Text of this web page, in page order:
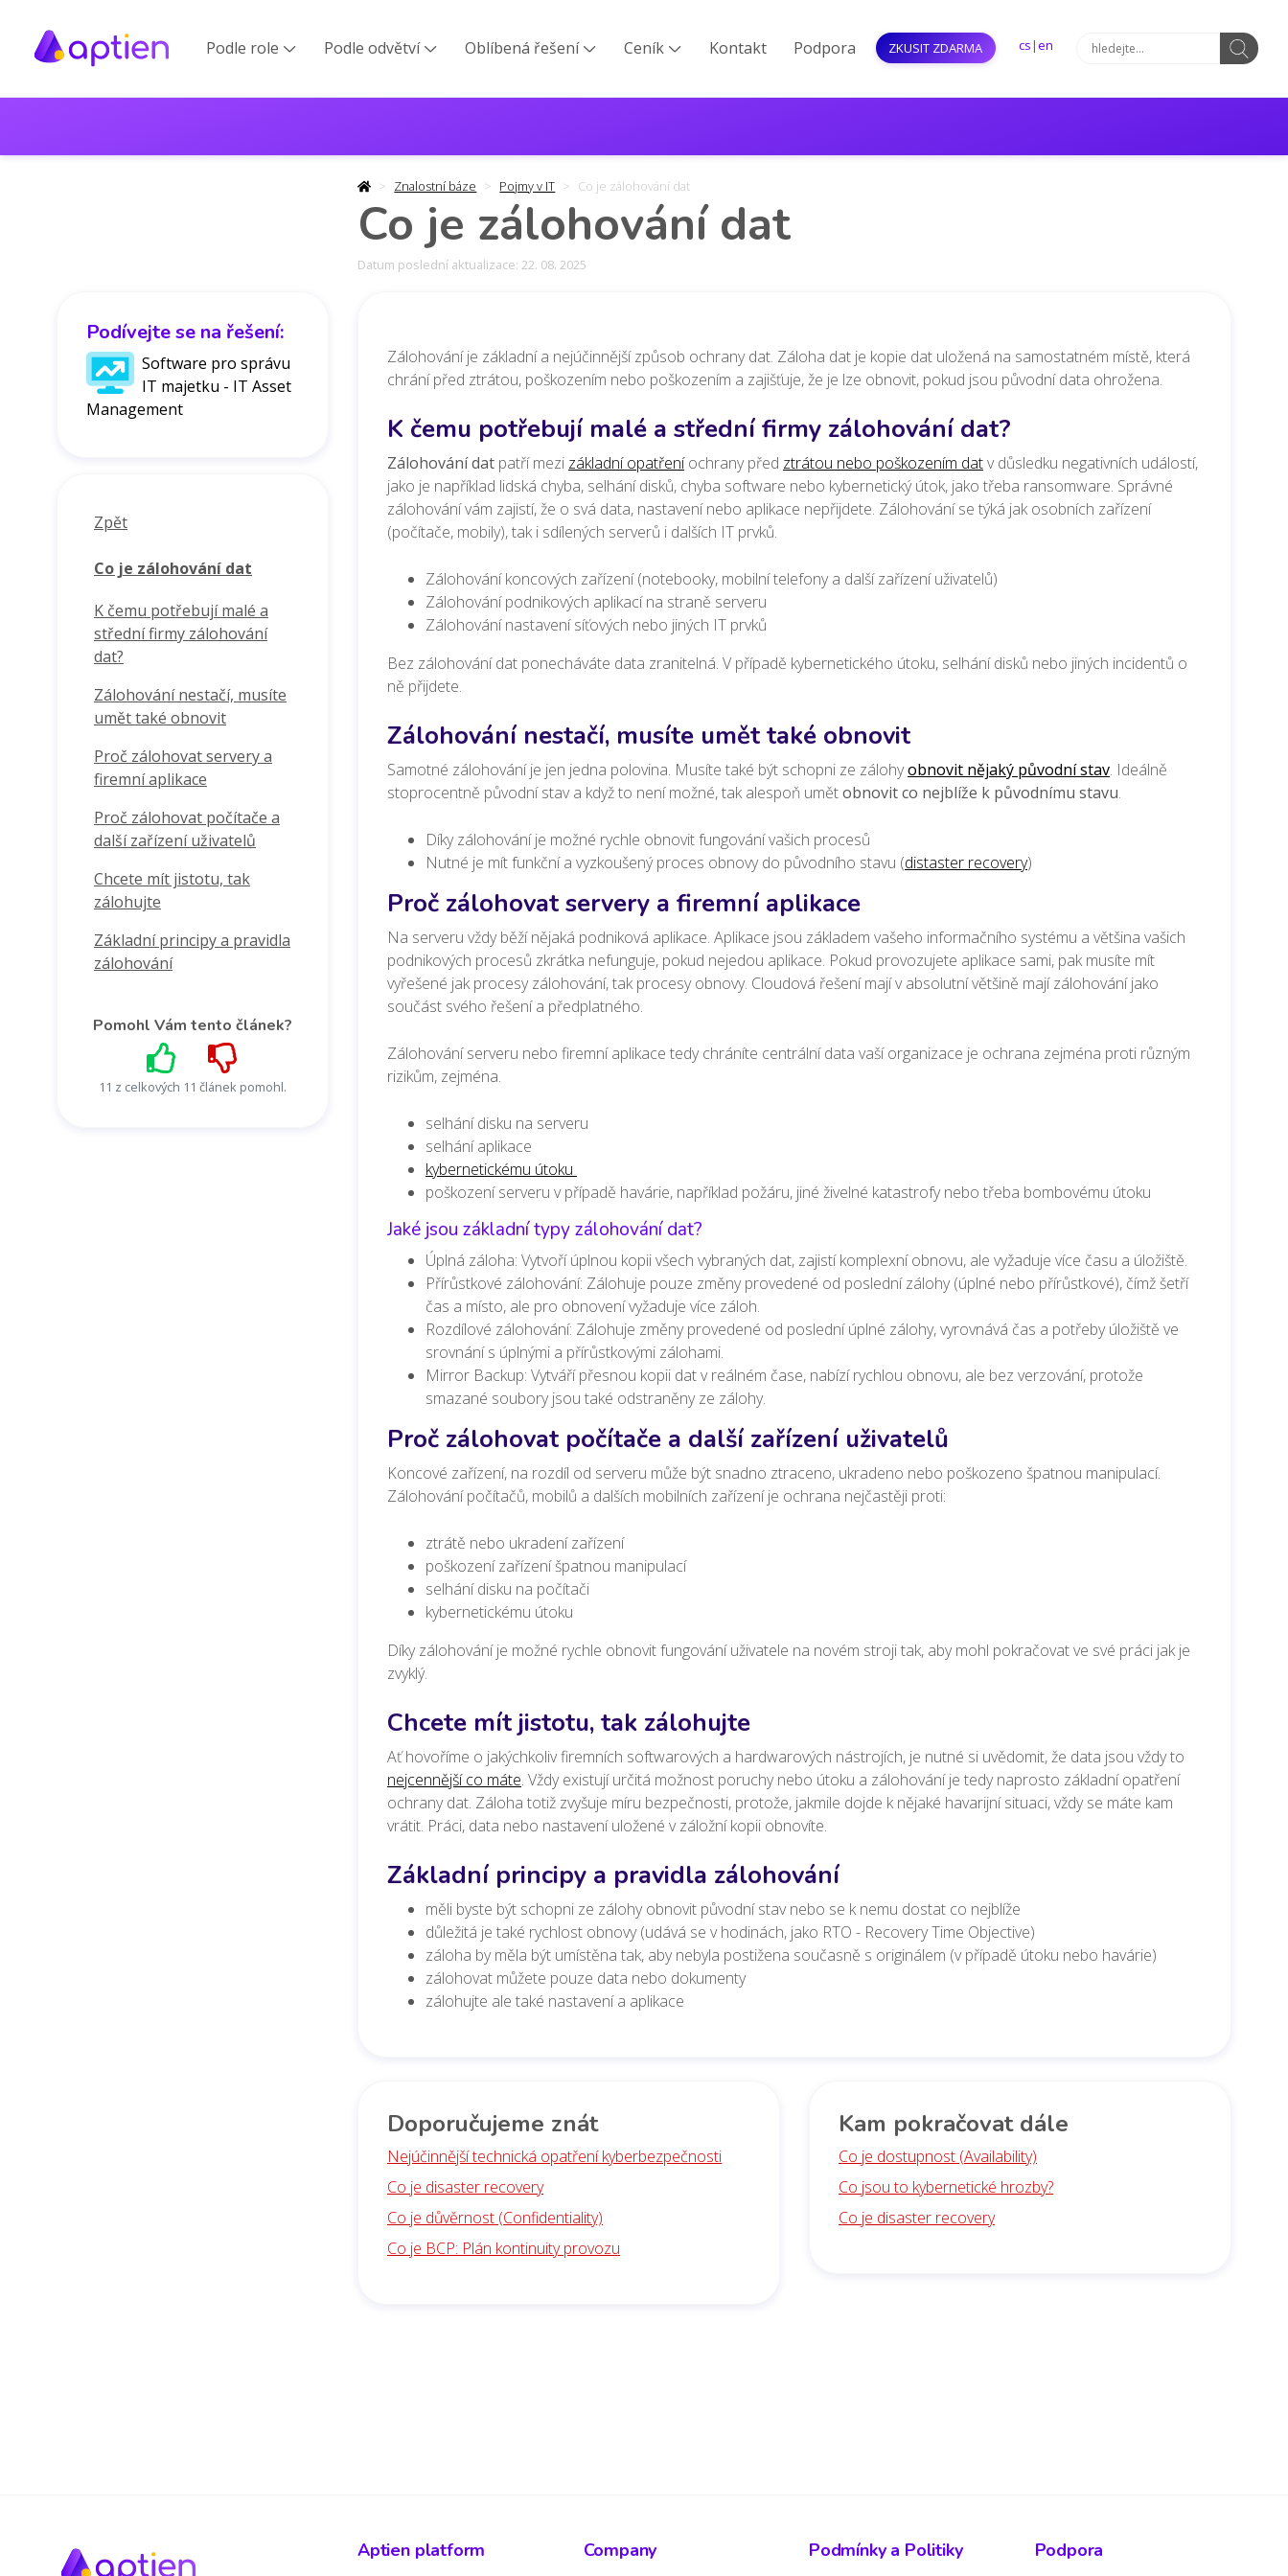
Podle role  Podle odvětví  Oblíbená řešení  Ceník  Kontakt Podpora ZKUSIT ZDARMA cs |en
Znalostní báze Pojmy v IT Co je zálohování dat
Co je zálohování dat
Datum poslední aktualizace: 22. 08. 2025
Podívejte se na řešení:
Software pro správu
IT majetku - IT Asset
Management
Zpět
Co je zálohování dat
K čemu potřebují malé a
střední firmy zálohování
dat?
Zálohování nestačí, musíte
umět také obnovit
Proč zálohovat servery a
firemní aplikace
Proč zálohovat počítače a
další zařízení uživatelů
Chcete mít jistotu, tak
zálohujte
Základní principy a pravidla
zálohování
Pomohl Vám tento článek?
11 z celkových 11 článek pomohl.
Zálohování je základní a nejúčinnější způsob ochrany dat. Záloha dat je kopie dat uložená na samostatném místě, která
chrání před ztrátou, poškozením nebo poškozením a zajišťuje, že je lze obnovit, pokud jsou původní data ohrožena.
K čemu potřebují malé a střední firmy zálohování dat?
Zálohování dat patří mezi základní opatřeníochrany před ztrátou nebo poškozením datv důsledku negativních událostí,
jako je například lidská chyba, selhání disků, chyba software nebo kybernetický útok, jako třeba ransomware. Správné
zálohování vám zajistí, že o svá data, nastavení nebo aplikace nepřijdete. Zálohování se týká jak osobních zařízení
(počítače, mobily), tak i sdílených serverů i dalších IT prvků.
Zálohování koncových zařízení (notebooky, mobilní telefony a další zařízení uživatelů)
Zálohování podnikových aplikací na straně serveru
Zálohování nastavení síťových nebo jiných IT prvků
Bez zálohování dat ponecháváte data zranitelná. V případě kybernetického útoku, selhání disků nebo jiných incidentů o
ně přijdete.
Zálohování nestačí, musíte umět také obnovit
Samotné zálohování je jen jedna polovina. Musíte také být schopni ze zálohyobnovit nějaký původní stav. Ideálně
stoprocentně původní stav a když to není možné, tak alespoň umětobnovit co nejblíže k původnímu stavu.
Díky zálohování je možné rychle obnovit fungování vašich procesů
Nutné je mít funkční a vyzkoušený proces obnovy do původního stavu (distaster recovery)
Proč zálohovat servery a firemní aplikace
Na serveru vždy běží nějaká podniková aplikace. Aplikace jsou základem vašeho informačního systému a většina vašich
podnikových procesů zkrátka nefunguje, pokud nejedou aplikace. Pokud provozujete aplikace sami, pak musíte mít
vyřešené jak procesy zálohování, tak procesy obnovy. Cloudová řešení mají v absolutní většině mají zálohování jako
součást svého řešení a předplatného.
Zálohování serveru nebo firemní aplikace tedy chráníte centrální data vaší organizace je ochrana zejména proti různým
rizikům, zejména.
selhání disku na serveru
selhání aplikace
kybernetickému útoku
poškození serveru v případě havárie, například požáru, jiné živelné katastrofy nebo třeba bombovému útoku
Jaké jsou základní typy zálohování dat?
Úplná záloha: Vytvoří úplnou kopii všech vybraných dat, zajistí komplexní obnovu, ale vyžaduje více času a úložiště.
Přírůstkové zálohování: Zálohuje pouze změny provedené od poslední zálohy (úplné nebo přírůstkové), čímž šetří
čas a místo, ale pro obnovení vyžaduje více záloh.
Rozdílové zálohování: Zálohuje změny provedené od poslední úplné zálohy, vyrovnává čas a potřeby úložiště ve
srovnání s úplnými a přírůstkovými zálohami.
Mirror Backup: Vytváří přesnou kopii dat v reálném čase, nabízí rychlou obnovu, ale bez verzování, protože
smazané soubory jsou také odstraněny ze zálohy.
Proč zálohovat počítače a další zařízení uživatelů
Koncové zařízení, na rozdíl od serveru může být snadno ztraceno, ukradeno nebo poškozeno špatnou manipulací.
Zálohování počítačů, mobilů a dalších mobilních zařízení je ochrana nejčastěji proti:
ztrátě nebo ukradení zařízení
poškození zařízení špatnou manipulací
selhání disku na počítači
kybernetickému útoku
Díky zálohování je možné rychle obnovit fungování uživatele na novém stroji tak, aby mohl pokračovat ve své práci jak je
zvyklý.
Chcete mít jistotu, tak zálohujte
Ať hovoříme o jakýchkoliv firemních softwarových a hardwarových nástrojích, je nutné si uvědomit, že data jsou vždy to
nejcennější co máte. Vždy existují určitá možnost poruchy nebo útoku a zálohování je tedy naprosto základní opatření
ochrany dat. Záloha totiž zvyšuje míru bezpečnosti, protože, jakmile dojde k nějaké havarijní situaci, vždy se máte kam
vrátit. Práci, data nebo nastavení uložené v záložní kopii obnovíte.
Základní principy a pravidla zálohování
měli byste být schopni ze zálohy obnovit původní stav nebo se k nemu dostat co nejblíže
důležitá je také rychlost obnovy (udává se v hodinách, jako RTO - Recovery Time Objective)
záloha by měla být umístěna tak, aby nebyla postižena současně s originálem (v případě útoku nebo havárie)
zálohovat můžete pouze data nebo dokumenty
zálohujte ale také nastavení a aplikace
Doporučujeme znát
Nejúčinnější technická opatření kyberbezpečnosti
Co je disaster recovery
Co je důvěrnost (Confidentiality)
Co je BCP: Plán kontinuity provozu
Kam pokračovat dále
Co je dostupnost (Availability)
Co jsou to kybernetické hrozby?
Co je disaster recovery
Aptien platform Company Podmínky a Politiky Podpora